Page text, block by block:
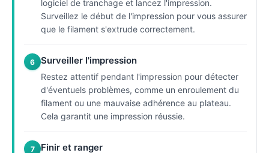
logiciel de tranchage et lancez l'impression.
Surveillez le début de l'impression pour vous assurer
que le filament s'extrude correctement.
6 Surveiller l'impression
Restez attentif pendant l'impression pour détecter
d'éventuels problèmes, comme un enroulement du
filament ou une mauvaise adhérence au plateau.
Cela garantit une impression réussie.
7 Finir et ranger